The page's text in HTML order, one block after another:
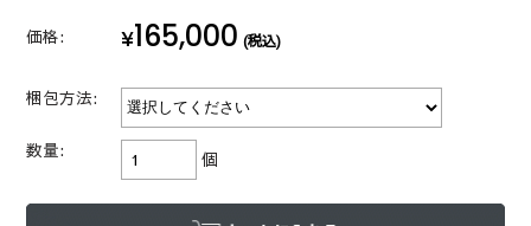
価格: ¥165,000 (税込)
梱包方法:
数量: 個